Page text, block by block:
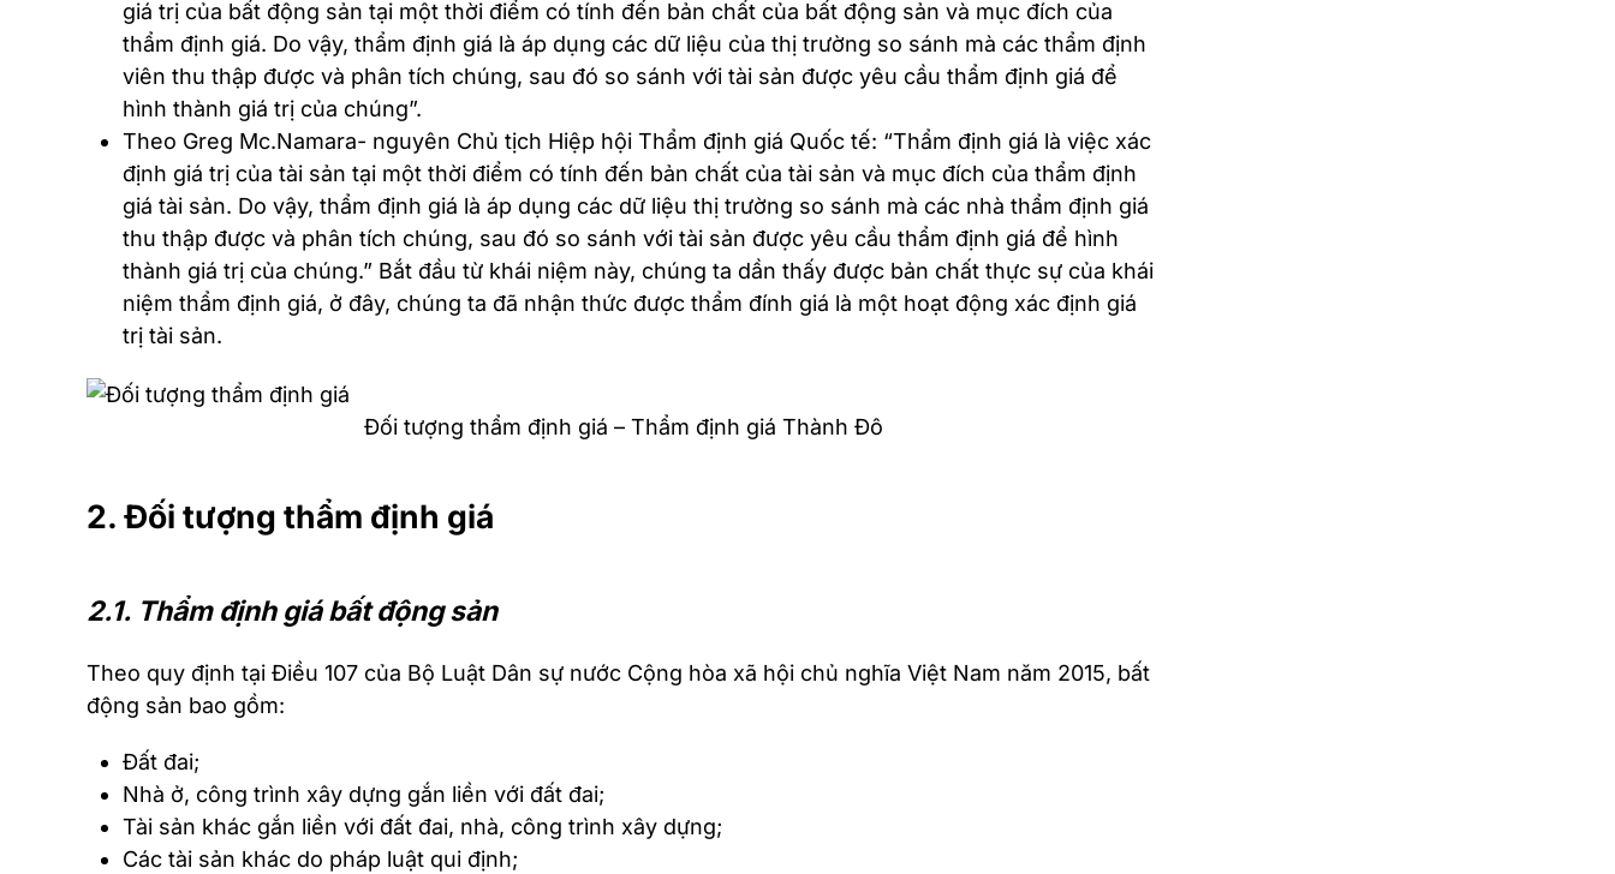
giá trị của bất động sản tại một thời điểm có tính đến bản chất của bất động sản và mục đích của
thẩm định giá. Do vậy, thẩm định giá là áp dụng các dữ liệu của thị trường so sánh mà các thẩm định
viên thu thập được và phân tích chúng, sau đó so sánh với tài sản được yêu cầu thẩm định giá để
hình thành giá trị của chúng”.
Theo Greg Mc.Namara- nguyên Chủ tịch Hiệp hội Thẩm định giá Quốc tế: “Thẩm định giá là việc xác
định giá trị của tài sản tại một thời điểm có tính đến bản chất của tài sản và mục đích của thẩm định
giá tài sản. Do vậy, thẩm định giá là áp dụng các dữ liệu thị trường so sánh mà các nhà thẩm định giá
thu thập được và phân tích chúng, sau đó so sánh với tài sản được yêu cầu thẩm định giá để hình
thành giá trị của chúng.” Bắt đầu từ khái niệm này, chúng ta dần thấy được bản chất thực sự của khái
niệm thẩm định giá, ở đây, chúng ta đã nhận thức được thẩm đính giá là một hoạt động xác định giá
trị tài sản.
Đối tượng thẩm định giá – Thẩm định giá Thành Đô
2. Đối tượng thẩm định giá
2.1. Thẩm định giá bất động sản
Theo quy định tại Điều 107 của Bộ Luật Dân sự nước Cộng hòa xã hội chủ nghĩa Việt Nam năm 2015, bất
động sản bao gồm: ­
Đất đai; ­
Nhà ở, công trình xây dựng gắn liền với đất đai; ­
Tài sản khác gắn liền với đất đai, nhà, công trình xây dựng; ­
Các tài sản khác do pháp luật qui định;